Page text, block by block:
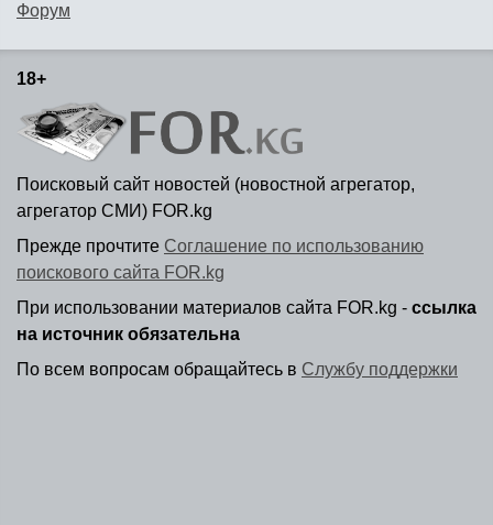
Форум
18+
Поисковый сайт новостей (новостной агрегатор,
агрегатор СМИ) FOR.kg
Прежде прочтите Соглашение по использованию
поискового сайта FOR.kg
При использовании материалов сайта FOR.kg - ссылка
на источник обязательна
По всем вопросам обращайтесь в Службу поддержки